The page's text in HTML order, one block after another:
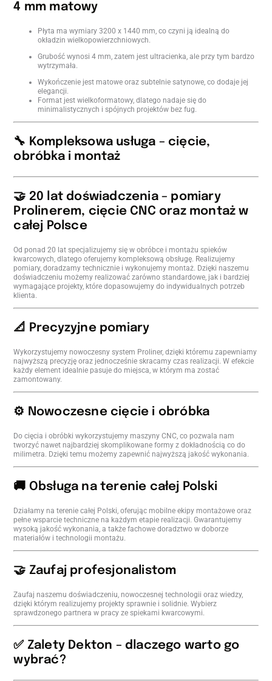
4 mm matowy
Płyta ma wymiary 3200 x 1440 mm, co czyni ją idealną do
okładzin wielkopowierzchniowych.
Grubość wynosi 4 mm, zatem jest ultracienka, ale przy tym bardzo
wytrzymała.
Wykończenie jest matowe oraz subtelnie satynowe, co dodaje jej
elegancji.
Format jest wielkoformatowy, dlatego nadaje się do
minimalistycznych i spójnych projektów bez fug.
🔧 Kompleksowa usługa – cięcie,
obróbka i montaż
🤝 20 lat doświadczenia – pomiary
Prolinerem, cięcie CNC oraz montaż w
całej Polsce
Od ponad 20 lat specjalizujemy się w obróbce i montażu spieków
kwarcowych, dlatego oferujemy kompleksową obsługę. Realizujemy
pomiary, doradzamy technicznie i wykonujemy montaż. Dzięki naszemu
doświadczeniu możemy realizować zarówno standardowe, jak i bardziej
wymagające projekty, które dopasowujemy do indywidualnych potrzeb
klienta.
📐 Precyzyjne pomiary
Wykorzystujemy nowoczesny system Proliner, dzięki któremu zapewniamy
najwyższą precyzję oraz jednocześnie skracamy czas realizacji. W efekcie
każdy element idealnie pasuje do miejsca, w którym ma zostać
zamontowany.
⚙️ Nowoczesne cięcie i obróbka
Do cięcia i obróbki wykorzystujemy maszyny CNC, co pozwala nam
tworzyć nawet najbardziej skomplikowane formy z dokładnością co do
milimetra. Dzięki temu możemy zapewnić najwyższą jakość wykonania.
🚚 Obsługa na terenie całej Polski
Działamy na terenie całej Polski, oferując mobilne ekipy montażowe oraz
pełne wsparcie techniczne na każdym etapie realizacji. Gwarantujemy
wysoką jakość wykonania, a także fachowe doradztwo w doborze
materiałów i technologii montażu.
🤝 Zaufaj profesjonalistom
Zaufaj naszemu doświadczeniu, nowoczesnej technologii oraz wiedzy,
dzięki którym realizujemy projekty sprawnie i solidnie. Wybierz
sprawdzonego partnera w pracy ze spiekami kwarcowymi.
✅ Zalety Dekton – dlaczego warto go
wybrać?